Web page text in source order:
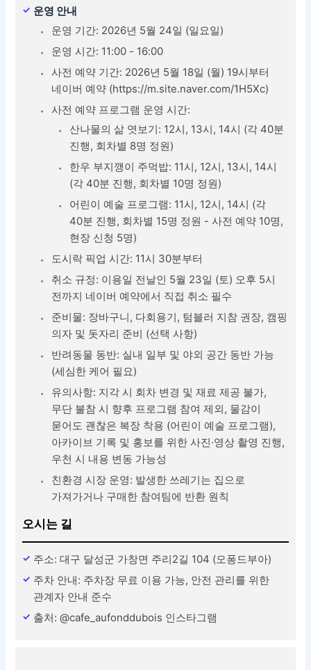
운영 안내
운영 기간: 2026년 5월 24일 (일요일)
운영 시간: 11:00 - 16:00
사전 예약 기간: 2026년 5월 18일 (월) 19시부터
네이버 예약 (https://m.site.naver.com/1H5Xc)
사전 예약 프로그램 운영 시간:
산나물의 삶 엿보기: 12시, 13시, 14시 (각 40분
진행, 회차별 8명 정원)
한우 부지깽이 주먹밥: 11시, 12시, 13시, 14시
(각 40분 진행, 회차별 10명 정원)
어린이 예술 프로그램: 11시, 12시, 14시 (각
40분 진행, 회차별 15명 정원 - 사전 예약 10명,
현장 신청 5명)
도시락 픽업 시간: 11시 30분부터
취소 규정: 이용일 전날인 5월 23일 (토) 오후 5시
전까지 네이버 예약에서 직접 취소 필수
준비물: 장바구니, 다회용기, 텀블러 지참 권장, 캠핑
의자 및 돗자리 준비 (선택 사항)
반려동물 동반: 실내 일부 및 야외 공간 동반 가능
(세심한 케어 필요)
유의사항: 지각 시 회차 변경 및 재료 제공 불가,
무단 불참 시 향후 프로그램 참여 제외, 물감이
묻어도 괜찮은 복장 착용 (어린이 예술 프로그램),
아카이브 기록 및 홍보를 위한 사진·영상 촬영 진행,
우천 시 내용 변동 가능성
친환경 시장 운영: 발생한 쓰레기는 집으로
가져가거나 구매한 참여팀에 반환 원칙
오시는 길
주소: 대구 달성군 가창면 주리2길 104 (오퐁드부아)
주차 안내: 주차장 무료 이용 가능, 안전 관리를 위한
관계자 안내 준수
출처: @cafe_aufonddubois 인스타그램